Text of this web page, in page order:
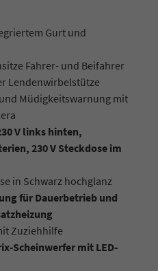
Gurt und
Fahrer- und Beifahrer
Lendenwirbelstütze
Müdigkeitswarnung mit
V links hinten,
230 V Steckdose im
in Schwarz hochglanz
für Dauerbetrieb und
Zuziehhilfe
Scheinwerfer mit LED-